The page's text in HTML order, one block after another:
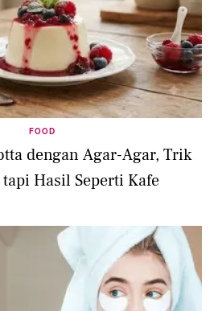
FOOD
dengan Agar-Agar, Trik
tapi Hasil Seperti Kafe